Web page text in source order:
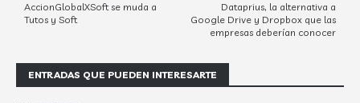
Dataprius, la alternativa a
Google Drive y Dropbox que las
empresas deberían conocer
AccionGlobalXSoft se muda a
Tutos y Soft
ENTRADAS QUE PUEDEN INTERESARTE